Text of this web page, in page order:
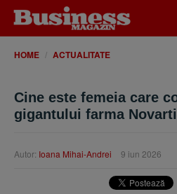
HOME ACTUALITATE
Cine este femeia care
gigantului farma
Autor: Ioana Mihai-Andrei 9 iun 2026